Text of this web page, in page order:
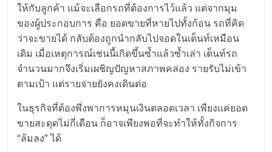
ให้กับลูกค้า แม้จะเลือกรถที่ต้องการไว้แล้ว แต่จากมุม
ของผู้ประกอบการ คือ ยอดขายที่หายไปทั้งก้อน รถที่คิด
ว่าจะขายได้ กลับต้องถูกนำกลับไปจอดในเต็นท์เหมือน
เดิม เมื่อเหตุการณ์เช่นนี้เกิดขึ้นซ้ำแล้วซ้ำเล่า เต็นท์รถ
จำนวนมากจึงเริ่มเผชิญปัญหาสภาพคล่อง รายรับไม่เข้า
ตามเป้า แต่รายจ่ายยังคงเดินต่อ
ในธุรกิจที่ต้องพึ่งพาการหมุนเงินตลอดเวลา เพียงแค่ยอด
ขายสะดุดไม่กี่เดือน ก็อาจเพียงพอที่จะทำให้ทั้งกิจการ
“ล้มลง” ได้